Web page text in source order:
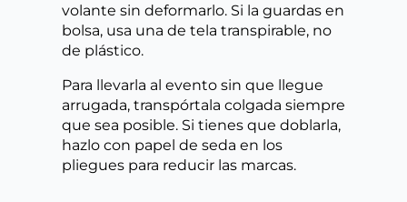
volante sin deformarlo. Si la guardas en
bolsa, usa una de tela transpirable, no
de plástico.
Para llevarla al evento sin que llegue
arrugada, transpórtala colgada siempre
que sea posible. Si tienes que doblarla,
hazlo con papel de seda en los
pliegues para reducir las marcas.